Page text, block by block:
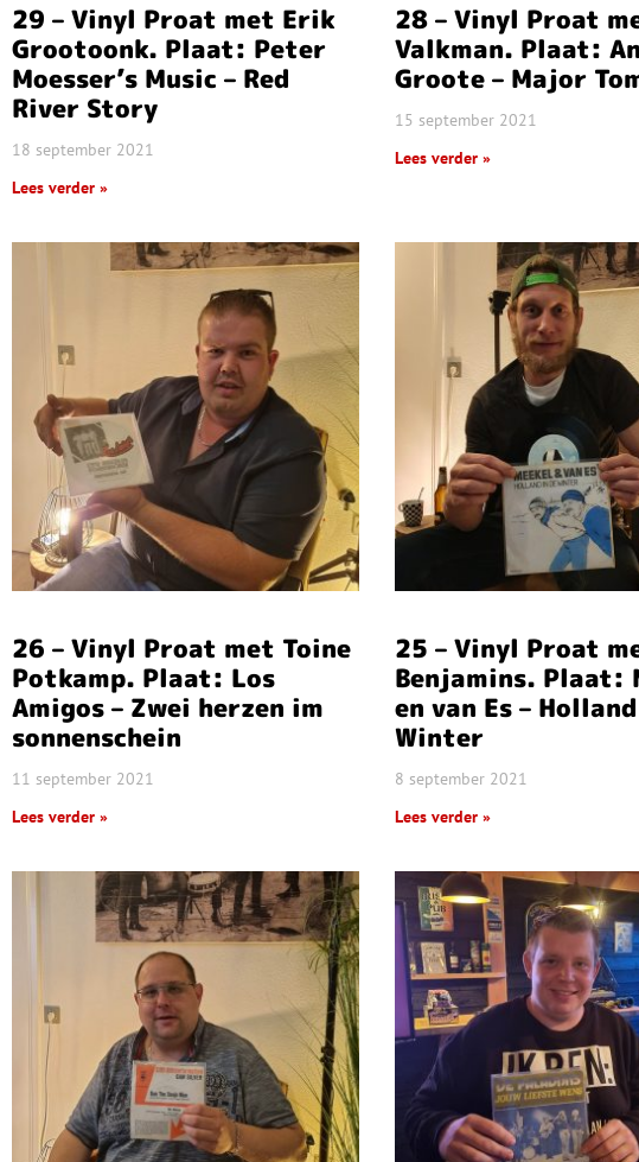
29 – Vinyl Proat met Erik
Grootoonk. Plaat: Peter
Moesser’s Music – Red
River Story
18 september 2021
Lees verder »
28 – Vinyl Proat
Valkman. Plaat:
Groote – Major
15 september 2021
Lees verder »
26 – Vinyl Proat met Toine
Potkamp. Plaat: Los
Amigos – Zwei herzen im
sonnenschein
11 september 2021
Lees verder »
25 – Vinyl Proat
Benjamins. Plaat:
en van Es –
Winter
8 september 2021
Lees verder »